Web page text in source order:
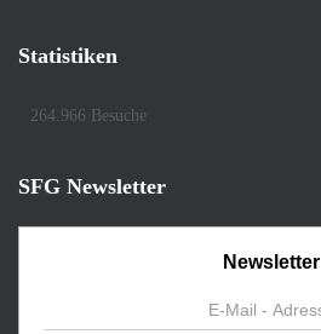
Statistiken
264.966 Besuche
SFG Newsletter
Newsletter